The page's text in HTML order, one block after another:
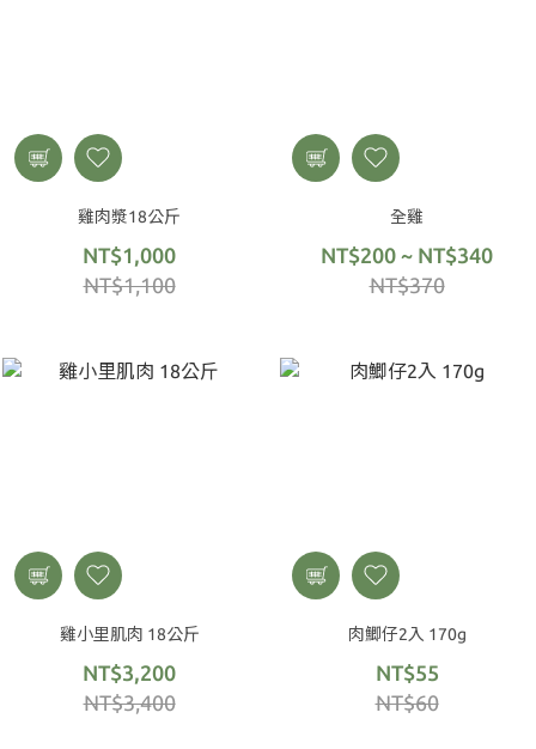
雞肉漿18公斤
NT$1,000
NT$1,100
全雞
NT$200 ~ NT$340
NT$370
雞小里肌肉 18公斤
NT$3,200
NT$3,400
肉鯽仔2入 170g
NT$55
NT$60